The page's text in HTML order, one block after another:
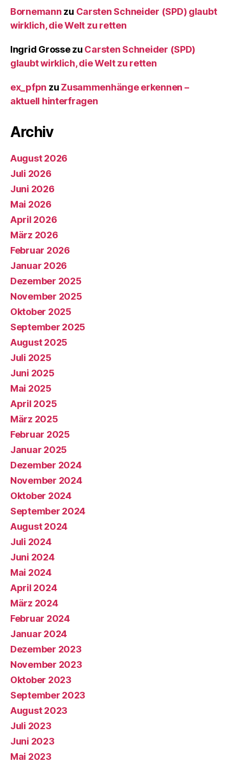
Bornemann zu Carsten Schneider (SPD) glaubt
wirklich, die Welt zu retten
Ingrid Grossezu Carsten Schneider (SPD)
glaubt wirklich, die Welt zu retten
ex_pfpn zu Zusammenhänge erkennen –
aktuell hinterfragen
Archiv
August 2026
Juli 2026
Juni 2026
Mai 2026
April 2026
März 2026
Februar 2026
Januar 2026
Dezember 2025
November 2025
Oktober 2025
September 2025
August 2025
Juli 2025
Juni 2025
Mai 2025
April 2025
März 2025
Februar 2025
Januar 2025
Dezember 2024
November 2024
Oktober 2024
September 2024
August 2024
Juli 2024
Juni 2024
Mai 2024
April 2024
März 2024
Februar 2024
Januar 2024
Dezember 2023
November 2023
Oktober 2023
September 2023
August 2023
Juli 2023
Juni 2023
Mai 2023